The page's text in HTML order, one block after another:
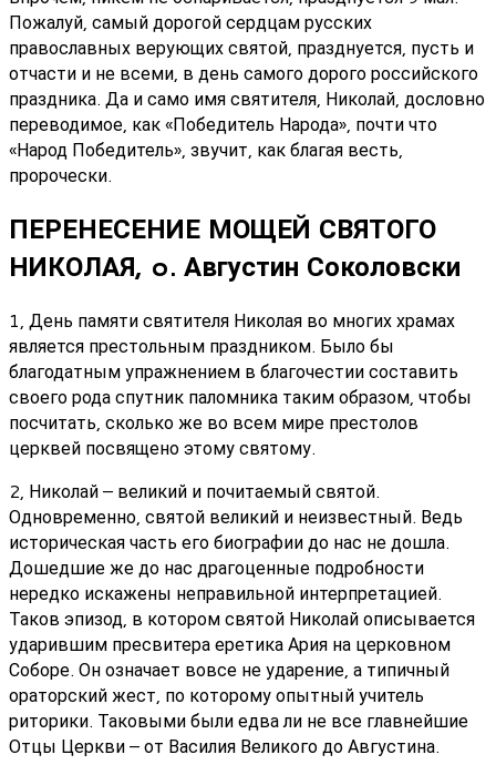
Пожалуй, самый дорогой сердцам русских
православных верующих святой, празднуется, пусть и
отчасти и не всеми, в день самого дорого российского
праздника. Да и само имя святителя, Николай, дословно
переводимое, как «Победитель Народа», почти что
«Народ Победитель», звучит, как благая весть,
пророчески.
ПЕРЕНЕСЕНИЕ МОЩЕЙ СВЯТОГО
НИКОЛАЯ, o. Августин Соколовски
1, День памяти святителя Николая во многих храмах
является престольным праздником. Было бы
благодатным упражнением в благочестии составить
своего рода спутник паломника таким образом, чтобы
посчитать, сколько же во всем мире престолов
церквей посвящено этому святому.
2, Николай – великий и почитаемый святой.
Одновременно, святой великий и неизвестный. Ведь
историческая часть его биографии до нас не дошла.
Дошедшие же до нас драгоценные подробности
нередко искажены неправильной интерпретацией.
Таков эпизод, в котором святой Николай описывается
ударившим пресвитера еретика Ария на церковном
Соборе. Он означает вовсе не ударение, а типичный
ораторский жест, по которому опытный учитель
риторики. Таковыми были едва ли не все главнейшие
Отцы Церкви – от Василия Великого до Августина.